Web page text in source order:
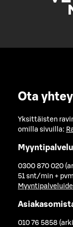
Ota
Yksittäisten
omilla sivuilla:
0300 870 020
51 snt/min +
010 76 5858